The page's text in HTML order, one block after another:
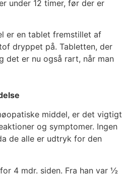
under 12 timer, før der er
er en tablet fremstillet af
dryppet på. Tabletten, der
det er nu også rart, når man
middel, er det vigtigt
og symptomer. Ingen
de alle er udtryk for den
4 mdr. siden. Fra han var ½